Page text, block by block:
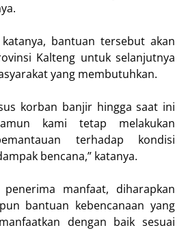
bantuan tersebut akan
Kalteng untuk selanjutnya
yang membutuhkan.
korban banjir hingga saat ini
kami tetap melakukan
terhadap kondisi
bencana,” katanya.
penerima manfaat, diharapkan
bantuan kebencanaan yang
dengan baik sesuai